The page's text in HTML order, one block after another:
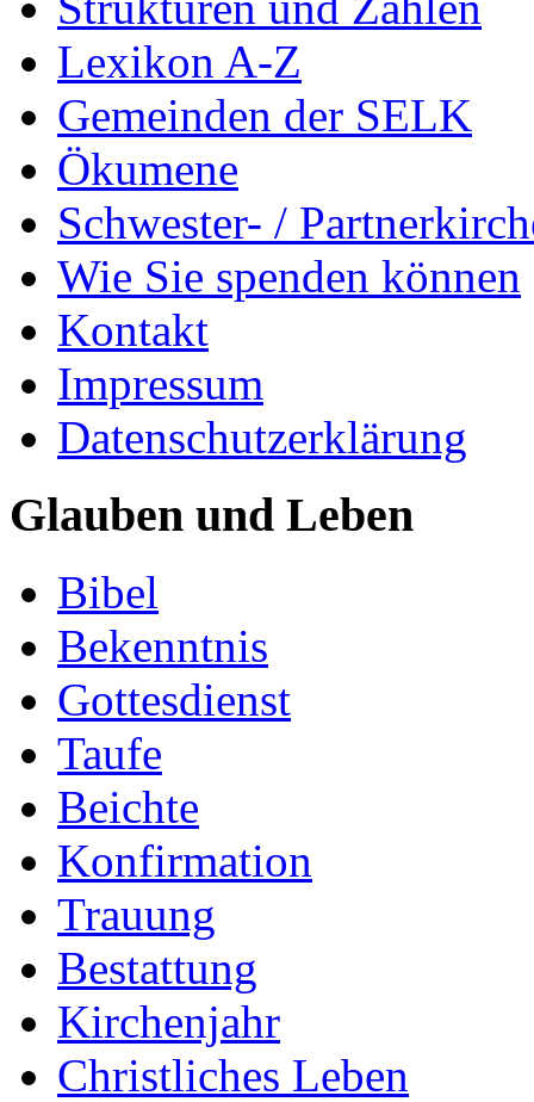
Lexikon A-Z
Gemeinden der SELK
Ökumene
Schwester- /
Wie Sie spenden können
Kontakt
Impressum
Datenschutzerklärung
Glauben und Leben
Bibel
Bekenntnis
Gottesdienst
Taufe
Beichte
Konfirmation
Trauung
Bestattung
Kirchenjahr
Christliches Leben